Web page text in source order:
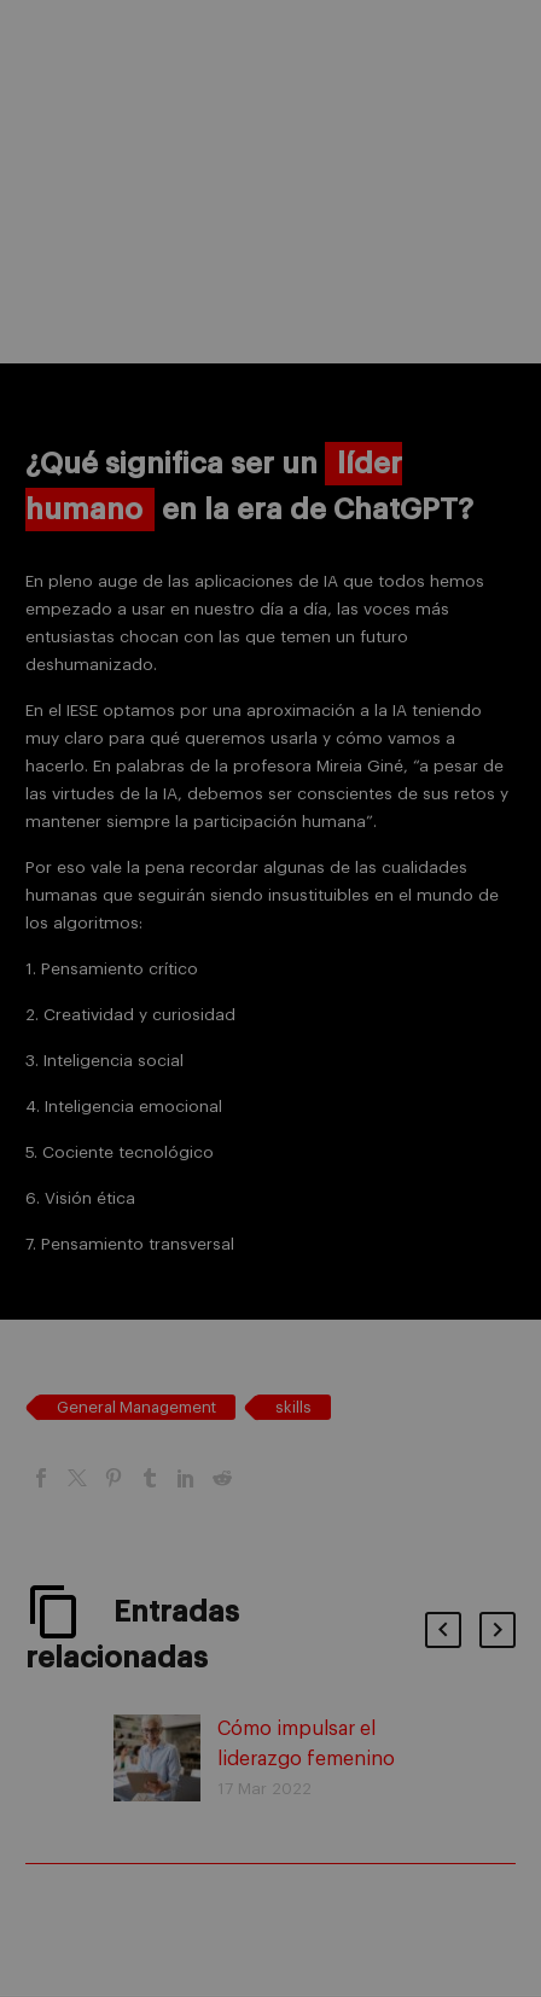
¿Qué significa ser un
líder
humano
en la era de ChatGPT?
En pleno auge de las aplicaciones de IA que todos hemos
empezado a usar en nuestro día a día, las voces más
entusiastas chocan con las que temen un futuro
deshumanizado.
En el IESE optamos por una aproximación a la IA teniendo
muy claro para qué queremos usarla y cómo vamos a
hacerlo. En palabras de la profesora Mireia Giné, “a pesar de
las virtudes de la IA, debemos ser conscientes de sus retos y
mantener siempre la participación humana”.
Por eso vale la pena recordar algunas de las cualidades
humanas que seguirán siendo insustituibles en el mundo de
los algoritmos:
1. Pensamiento crítico
2. Creatividad y curiosidad
3. Inteligencia social
4. Inteligencia emocional
5. Cociente tecnológico
6. Visión ética
7. Pensamiento transversal
General Management skills
Entradas
relacionadas
Cómo impulsar el
liderazgo femenino
17 Mar 2022